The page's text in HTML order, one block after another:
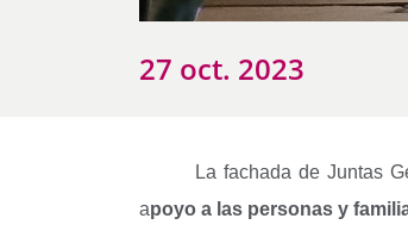
27 oct. 2023
La fachada de Juntas
apoyo a las personas y